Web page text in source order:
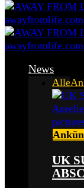
News
Alle
UK